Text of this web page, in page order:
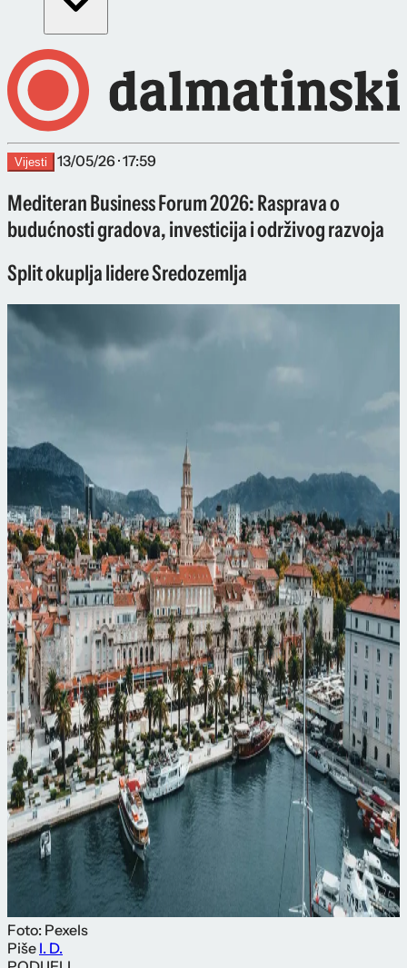
Vijesti 13/05/26 · 17:59
Mediteran Business Forum 2026: Rasprava o
budućnosti gradova, investicija i održivog razvoja
Split okuplja lidere Sredozemlja
Foto: Pexels
Piše I. D.